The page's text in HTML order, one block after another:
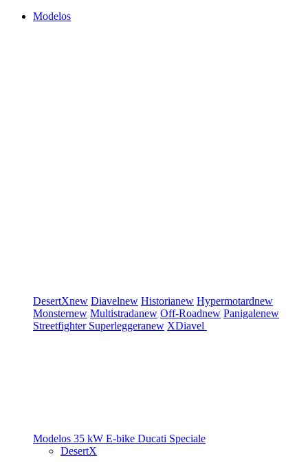
Modelos
DesertXnew Diavelnew Historianew Hypermotardnew
Monsternew Multistradanew Off-Roadnew Panigalenew
Streetfighter Superleggeranew XDiavel
Modelos 35 kW E-bike Ducati Speciale
DesertX